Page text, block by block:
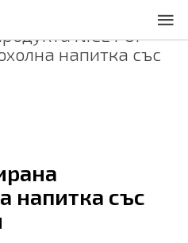
NICE POP
напитка със
напитка със
проверителност